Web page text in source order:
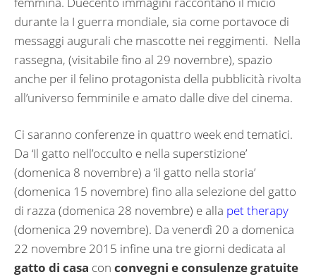
durante la I guerra mondiale, sia come portavoce di
messaggi augurali che mascotte nei reggimenti. Nella
rassegna, (visitabile fino al 29 novembre), spazio
anche per il felino protagonista della pubblicità rivolta
all’universo femminile e amato dalle dive del cinema.
Ci saranno conferenze in quattro week end tematici.
Da ‘Il gatto nell’occulto e nella superstizione’
(domenica 8 novembre) a ‘il gatto nella storia’
(domenica 15 novembre) fino alla selezione del gatto
di razza (domenica 28 novembre) e alla pet therapy
(domenica 29 novembre). Da venerdì 20 a domenica
22 novembre 2015 infine una tre giorni dedicata al
gatto di casa con convegni e consulenze gratuite